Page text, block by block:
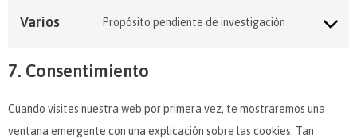
Varios Propósito pendiente de investigación
7. Consentimiento
Cuando visites nuestra web por primera vez, te mostraremos una
ventana emergente con una explicación sobre las cookies. Tan